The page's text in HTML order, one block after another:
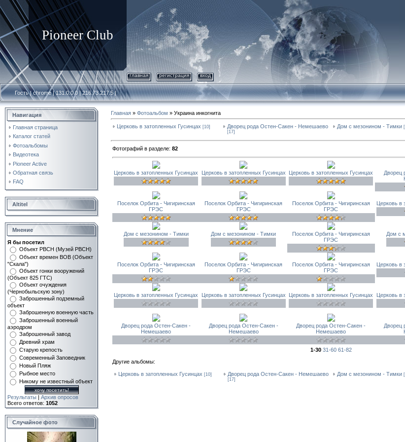
Pioneer Club
главная регистрация вход
Гость | chrome | 131.0.0.0 | 216.73.217.5 |
Навигация
Главная страница
Каталог статей
Фотоальбомы
Видеотека
Pioneer Active
Обратная связь
FAQ
Altitel
Мнение
Я бы посетил
Объект РВСН (Музей РВСН)
Объект времен ВОВ (Объект
"Скала")
Объект гонки вооружений
(Объект 825 ГТС)
Объект очуждения
(Чернобыльскую зону)
Заброшенный подземный
объект
Заброшенную военную часть
Заброшенный военный
аэродром
Заброшенный завод
Древний храм
Старую крепость
Современный 3аповедник
Новый Пляж
Рыбное место
Никому не известный объект
Результаты | Архив опросов
Всего ответов: 1052
Случайное фото
Главная » Фотоальбом » Украина инкогнита
Церковь в затопленных Гусинцах [10] Дворец рода Остен-Сакен - Немешаево
[17]
Дом с мезонином - Тимки
Фотографий в разделе: 82
Церковь в затопленных Гусинцах Церковь в затопленных Гусинцах Церковь в затопленных Гусинцах
Дворец
Поселок Орбита - Чигиринская
ГРЭС
Поселок Орбита - Чигиринская
ГРЭС
Поселок Орбита - Чигиринская
ГРЭС
Церковь в
Дом с мезонином - Тимки Дом с мезонином - Тимки
Поселок Орбита - Чигиринская
ГРЭС
Дом с
Поселок Орбита - Чигиринская
ГРЭС
Поселок Орбита - Чигиринская
ГРЭС
Поселок Орбита - Чигиринская
ГРЭС
Церковь в
Церковь в затопленных Гусинцах Церковь в затопленных Гусинцах Церковь в затопленных Гусинцах Церковь в
Дворец рода Остен-Сакен -
Немешаево
Дворец рода Остен-Сакен -
Немешаево
Дворец рода Остен-Сакен -
Немешаево
Дворец
1-30 31-60 61-82
Другие альбомы:
Церковь в затопленных Гусинцах [10] Дворец рода Остен-Сакен - Немешаево
[17]
Дом с мезонином - Тимки